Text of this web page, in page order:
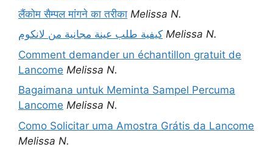
लैंकोम सैम्पल मांगने का तरीका Melissa N.
كيفية طلب عينة مجانية من لانكوم Melissa N.
Comment demander un échantillon gratuit de
Lancome Melissa N.
Bagaimana untuk Meminta Sampel Percuma
Lancome Melissa N.
Como Solicitar uma Amostra Grátis da Lancome
Melissa N.